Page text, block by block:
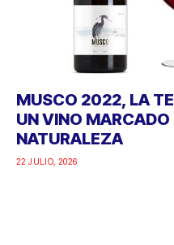
MUSCO 2022, LA
UN VINO MARCADO
NATURALEZA
22 JULIO, 2026